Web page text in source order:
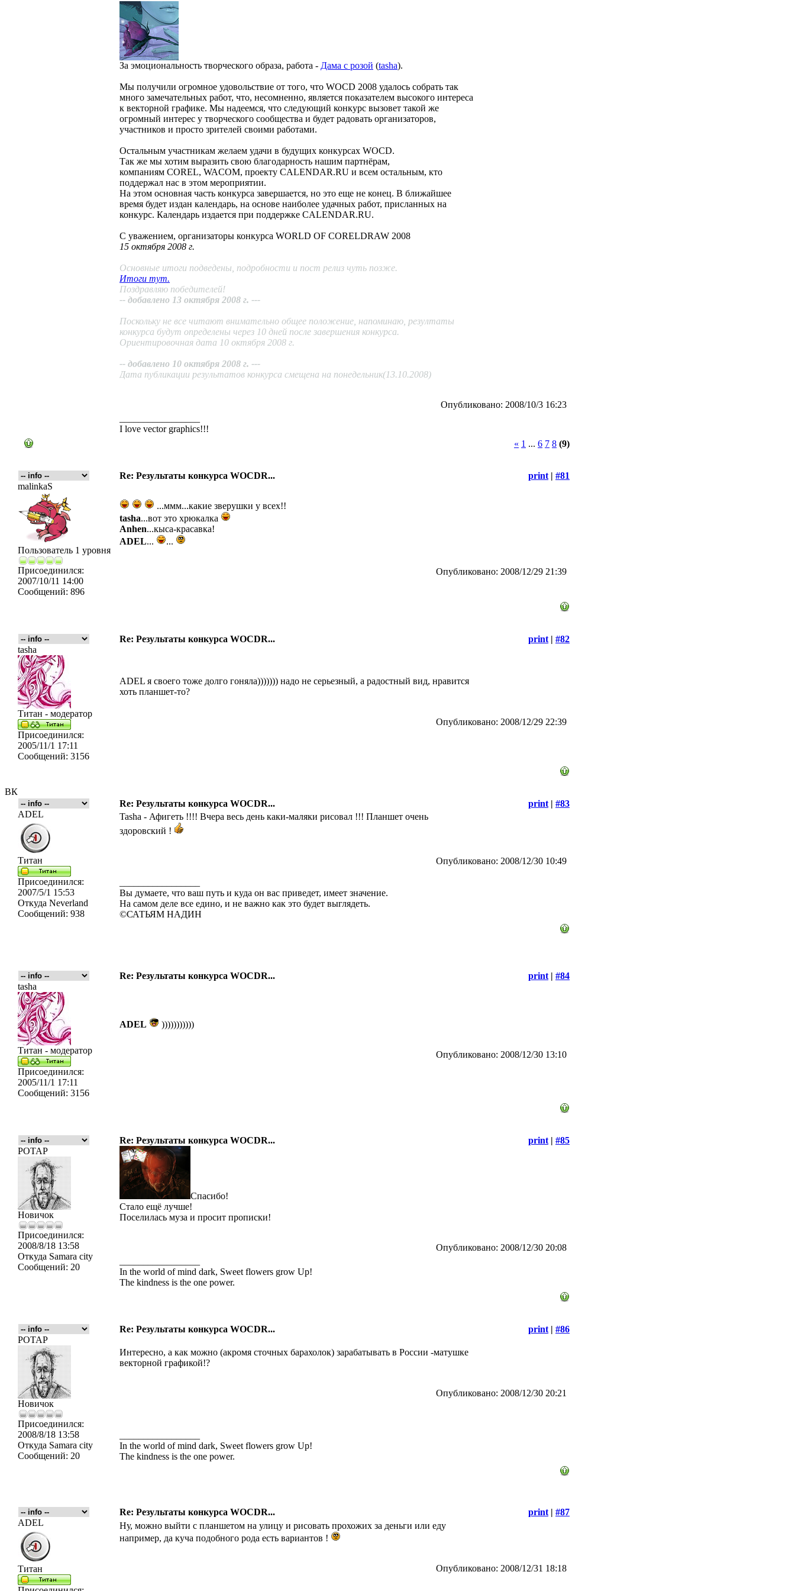
ВК
За эмоциональность творческого образа, работа - Дама с розой (tasha).
Мы получили огромное удовольствие от того, что WOCD 2008 удалось собрать так
много замечательных работ, что, несомненно, является показателем высокого интереса
к векторной графике. Мы надеемся, что следующий конкурс вызовет такой же
огромный интерес у творческого сообщества и будет радовать организаторов,
участников и просто зрителей своими работами.
Остальным участникам желаем удачи в будущих конкурсах WOCD.
Так же мы хотим выразить свою благодарность нашим партнёрам,
компаниям COREL, WACOM, проекту CALENDAR.RU и всем остальным, кто
поддержал нас в этом мероприятии.
На этом основная часть конкурса завершается, но это еще не конец. В ближайшее
время будет издан календарь, на основе наиболее удачных работ, присланных на
конкурс. Календарь издается при поддержке CALENDAR.RU.
С уважением, организаторы конкурса WORLD OF CORELDRAW 2008
15 октября 2008 г.
Основные итоги подведены, подробности и пост релиз чуть позже.
Итоги тут.
Поздравляю победителей!
-- добавлено 13 октября 2008 г. ---
Поскольку не все читают внимательно общее положение, напоминаю, резултаты
конкурса будут определены через 10 дней после завершения конкурса.
Ориентировочная дата 10 октября 2008 г.
-- добавлено 10 октября 2008 г. ---
Дата публикации результатов конкурса смещена на понедельник(13.10.2008)
Опубликовано: 2008/10/3 16:23
I love vector graphics!!!
« 1 ... 6 7 8 (9)
Re: Результаты конкурса WOCDR... print | #81
malinkaS
Пользователь 1 уровня
Присоединился:
2007/10/11 14:00
Сообщений: 896
...ммм...какие зверушки у всех!!
tasha...вот это хрюкалка
Anhen...кыса-красавка!
ADEL... ...
Опубликовано: 2008/12/29 21:39
Re: Результаты конкурса WOCDR... print | #82
tasha
Титан - модератор
Присоединился:
2005/11/1 17:11
Сообщений: 3156
ADEL я своего тоже долго гоняла))))))) надо не серьезный, а радостный вид, нравится
хоть планшет-то?
Опубликовано: 2008/12/29 22:39
Re: Результаты конкурса WOCDR... print | #83
ADEL
Титан
Присоединился:
2007/5/1 15:53
Откуда Neverland
Сообщений: 938
Tasha - Афигеть !!!! Вчера весь день каки-маляки рисовал !!! Планшет очень
здоровский !
Опубликовано: 2008/12/30 10:49
Вы думаете, что ваш путь и куда он вас приведет, имеет значение.
На самом деле все едино, и не важно как это будет выглядеть.
©САТЬЯМ НАДИН
Re: Результаты конкурса WOCDR... print | #84
tasha
Титан - модератор
Присоединился:
2005/11/1 17:11
Сообщений: 3156
ADEL )))))))))))
Опубликовано: 2008/12/30 13:10
Re: Результаты конкурса WOCDR... print | #85
POTAP
Новичок
Присоединился:
2008/8/18 13:58
Откуда Samara city
Сообщений: 20
Спасибо!
Стало ещё лучше!
Поселилась муза и просит прописки!
Опубликовано: 2008/12/30 20:08
In the world of mind dark, Sweet flowers grow Up!
The kindness is the one power.
Re: Результаты конкурса WOCDR... print | #86
POTAP
Новичок
Присоединился:
2008/8/18 13:58
Откуда Samara city
Сообщений: 20
Интересно, а как можно (акромя сточных барахолок) зарабатывать в России -матушке
векторной графикой!?
Опубликовано: 2008/12/30 20:21
In the world of mind dark, Sweet flowers grow Up!
The kindness is the one power.
Re: Результаты конкурса WOCDR... print | #87
ADEL
Титан
Ну, можно выйти с планшетом на улицу и рисовать прохожих за деньги или еду
например, да куча подобного рода есть вариантов !
Опубликовано: 2008/12/31 18:18